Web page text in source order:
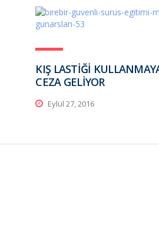
KIŞ LASTİĞİ
CEZA GELİYOR
Eylül 27, 2016